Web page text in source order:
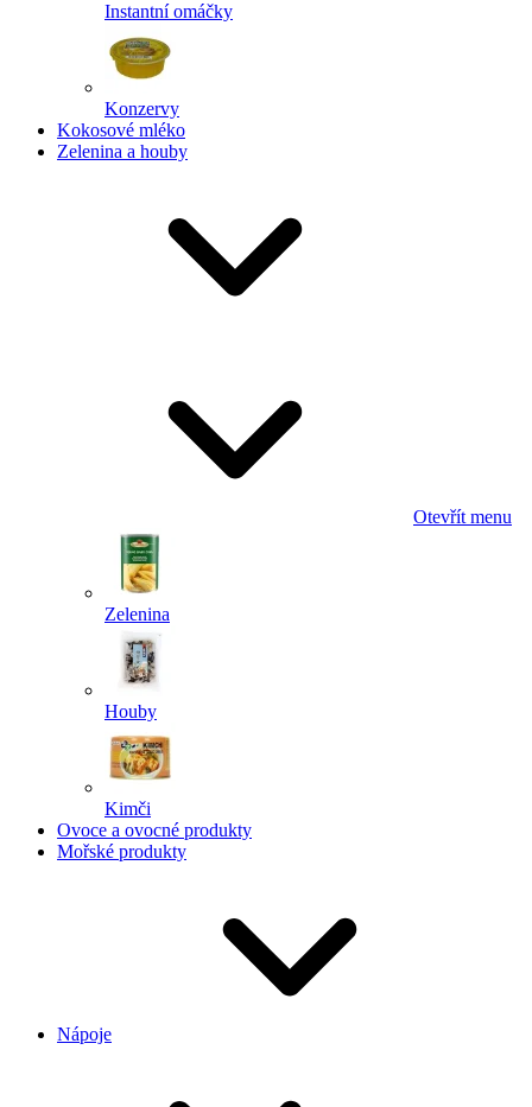
Instantní omáčky
Konzervy
Kokosové mléko
Zelenina a houby
Otevřít menu
Zelenina
Houby
Kimči
Ovoce a ovocné produkty
Mořské produkty
Nápoje